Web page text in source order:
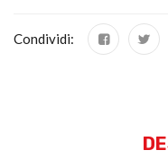
Condividi: